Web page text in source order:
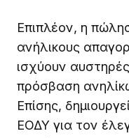
Επιπλέον, η
ανήλικους
ισχύουν
πρόσβαση
Επίσης,
ΕΟΔΥ για τον